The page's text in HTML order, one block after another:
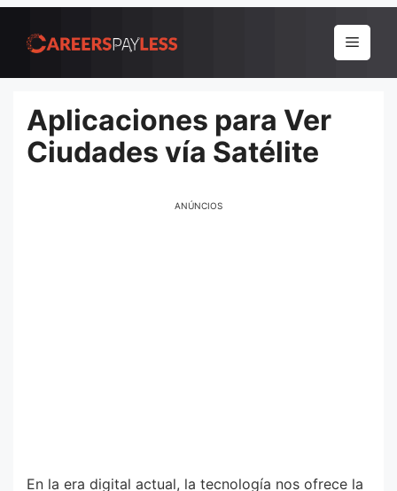
para
conteúdo
Menu
Aplicaciones para Ver
Ciudades vía Satélite
ANÚNCIOS
En la era digital actual, la tecnología nos ofrece la